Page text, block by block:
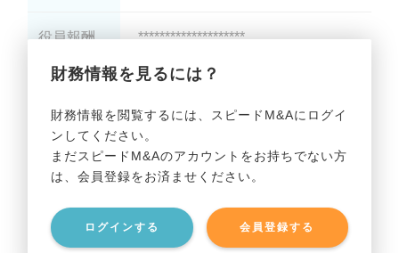
財務情報を見るには？
財務情報を閲覧するには、スピードM&Aにログイ
ンしてください。
まだスピードM&Aのアカウントをお持ちでない方
は、会員登録をお済ませください。
ログインする 会員登録する
役員報酬 ********************
貸借対照表（B/S）
総資産 ********************
有利子負債 ********************